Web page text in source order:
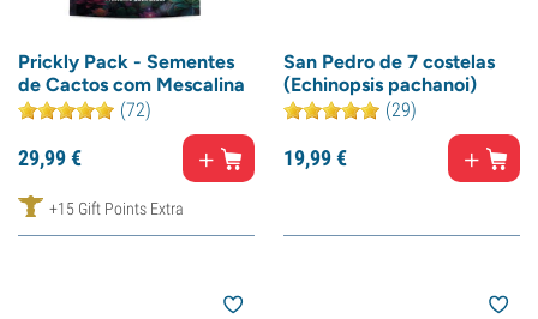
Prickly Pack - Sementes
de Cactos com Mescalina
(72)
29,99€
+15 Gift Points Extra
San Pedro de 7 costelas
(Echinopsis pachanoi)
(29)
19,99€